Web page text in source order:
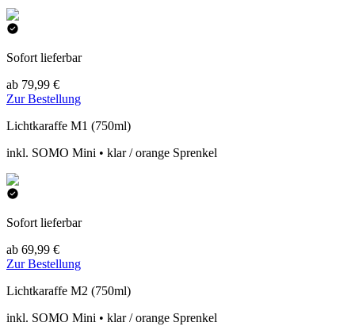
Sofort lieferbar
ab 79,99 €
Zur Bestellung
Lichtkaraffe M1 (750ml)
inkl. SOMO Mini • klar / orange Sprenkel
Sofort lieferbar
ab 69,99 €
Zur Bestellung
Lichtkaraffe M2 (750ml)
inkl. SOMO Mini • klar / orange Sprenkel